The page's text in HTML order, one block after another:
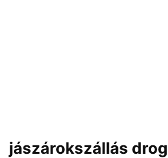
jászárokszállás